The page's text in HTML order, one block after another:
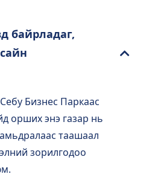
байрладаг,
Бизнес Паркаас
орших энэ газар нь
таашаал
зорилгодоо